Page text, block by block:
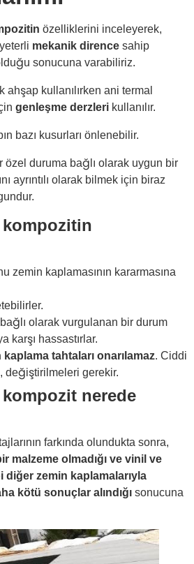
özelliklerini inceleyerek,
yeterli mekanik dirence sahip
sonucuna varabiliriz.
kullanılırken ani termal
genleşme derzleri kullanılır.
bazı kusurları önlenebilir.
özel duruma bağlı olarak uygun bir
ayrıntılı olarak bilmek için biraz
zemin kaplamasının kararmasına
olarak vurgulanan bir durum
karşı hassastırlar.
tahtaları onarılamaz. Ciddi
değiştirilmeleri gerekir.
nerede
farkında olundukta sonra,
malzeme olmadığı ve vinil ve
diğer zemin kaplamalarıyla
kötü sonuçlar alındığı sonucuna